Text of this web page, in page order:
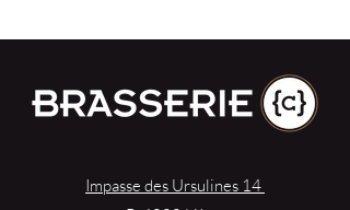
Impasse des Ursulines 14